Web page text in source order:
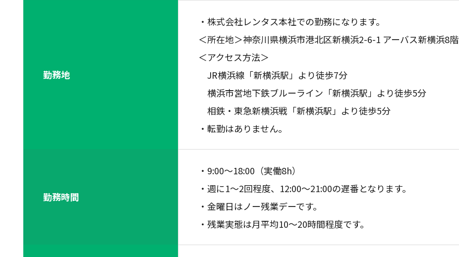
勤務地
・株式会社レンタス本社での勤務になります。
＜所在地＞神奈川県横浜市港北区新横浜2-6-1 アーバス新横浜8階
＜アクセス方法＞
JR横浜線「新横浜駅」より徒歩7分
横浜市営地下鉄ブルーライン「新横浜駅」より徒歩5分
相鉄・東急新横浜戦「新横浜駅」より徒歩5分
・転勤はありません。
勤務時間
・9:00～18:00（実働8h）
・週に1～2回程度、12:00～21:00の遅番となります。
・金曜日はノー残業デーです。
・残業実態は月平均10～20時間程度です。